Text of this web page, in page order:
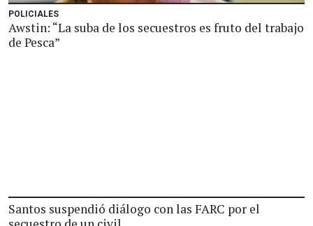
POLICIALES
Awstin: “La suba de los secuestros es fruto del trabajo
de Pesca”
Santos suspendió diálogo con las FARC por el